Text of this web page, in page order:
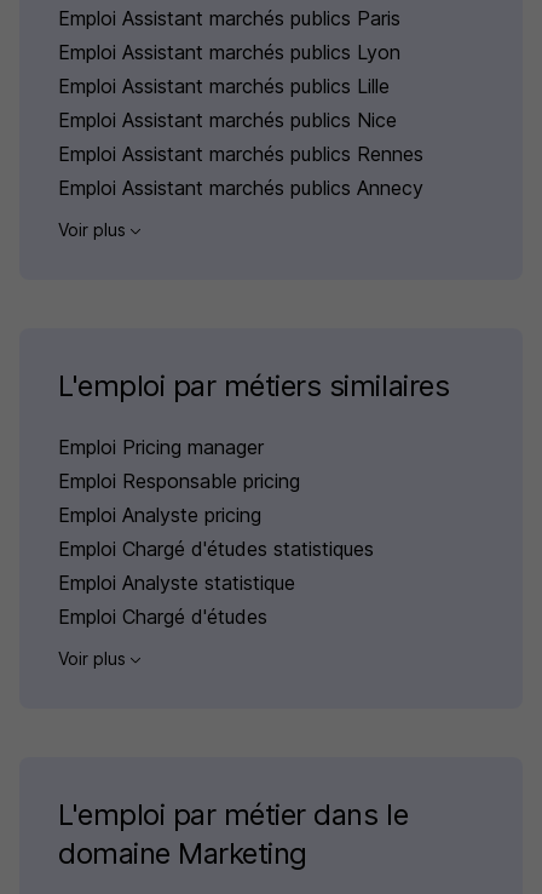
Emploi Assistant marchés publics Paris
Emploi Assistant marchés publics Lyon
Emploi Assistant marchés publics Lille
Emploi Assistant marchés publics Nice
Emploi Assistant marchés publics Rennes
Emploi Assistant marchés publics Annecy
Voir plus
L'emploi par métiers similaires
Emploi Pricing manager
Emploi Responsable pricing
Emploi Analyste pricing
Emploi Chargé d'études statistiques
Emploi Analyste statistique
Emploi Chargé d'études
Voir plus
L'emploi par métier dans le
domaine Marketing